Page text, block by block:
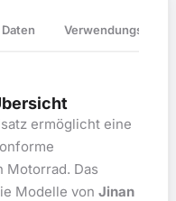
Verwendungsliste
ermöglicht eine
Motorrad. Das
Modelle von Jinan